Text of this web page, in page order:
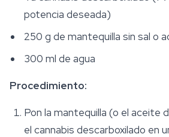
potencia deseada)
250 g de mantequilla sin sal o
300 ml de agua
Procedimiento:
Pon la mantequilla (o el aceite
el cannabis descarboxilado en